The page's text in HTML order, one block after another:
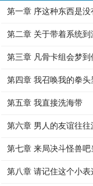
第一章 序这种东西是没
第二章 关于带着系统
第三章 凡骨卡组会梦
第四章 我召唤我的拳头
第五章 我直接洗海带
第六章 男人的友谊往往
第七章 来局决斗怪兽
第八章 请记住这个小